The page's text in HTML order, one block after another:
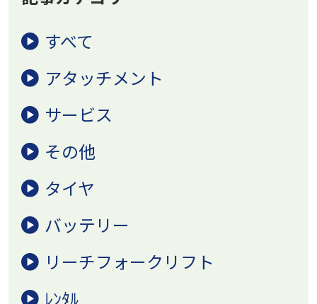
すべて
アタッチメント
サービス
その他
タイヤ
バッテリー
リーチフォークリフト
ﾚﾝﾀﾙ